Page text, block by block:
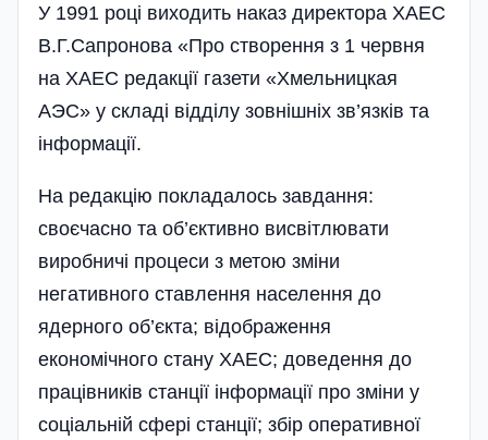
У 1991 році виходить наказ директора ХАЕС
В.Г.Сапронова «Про створення з 1 червня
на ХАЕС редакції газети «Хмельницкая
АЭС» у складі відділу зовнішніх зв’язків та
інформації.
На редакцію покладалось завдання:
своєчасно та об’єктивно висвітлювати
виробничі процеси з метою зміни
негативного ставлення населення до
ядерного об’єкта; відображення
економічного стану ХАЕС; доведення до
працівників станції інформації про зміни у
соціальній сфері станції; збір оперативної